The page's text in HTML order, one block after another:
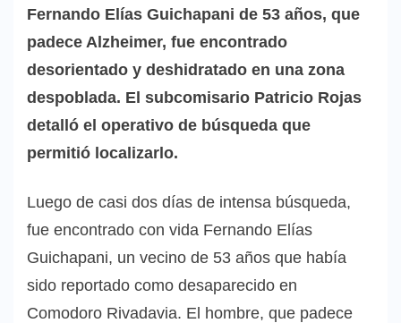
Fernando Elías Guichapani de 53 años, que
padece Alzheimer, fue encontrado
desorientado y deshidratado en una zona
despoblada. El subcomisario Patricio Rojas
detalló el operativo de búsqueda que
permitió localizarlo.
Luego de casi dos días de intensa búsqueda,
fue encontrado con vida Fernando Elías
Guichapani, un vecino de 53 años que había
sido reportado como desaparecido en
Comodoro Rivadavia. El hombre, que padece